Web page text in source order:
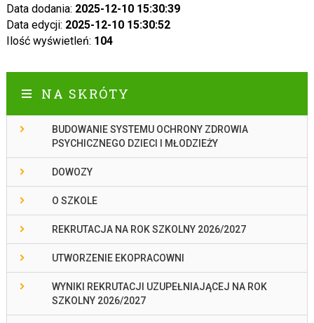
Data dodania: 2025-12-10 15:30:39
Data edycji: 2025-12-10 15:30:52
Ilość wyświetleń: 104
NA SKRÓTY
BUDOWANIE SYSTEMU OCHRONY ZDROWIA
PSYCHICZNEGO DZIECI I MŁODZIEŻY
DOWOZY
O SZKOLE
REKRUTACJA NA ROK SZKOLNY 2026/2027
UTWORZENIE EKOPRACOWNI
WYNIKI REKRUTACJI UZUPEŁNIAJĄCEJ NA ROK
SZKOLNY 2026/2027